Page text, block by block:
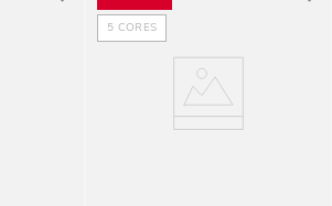
5 CORES